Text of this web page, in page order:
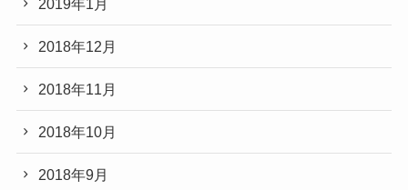
2019年1月
2018年12月
2018年11月
2018年10月
2018年9月